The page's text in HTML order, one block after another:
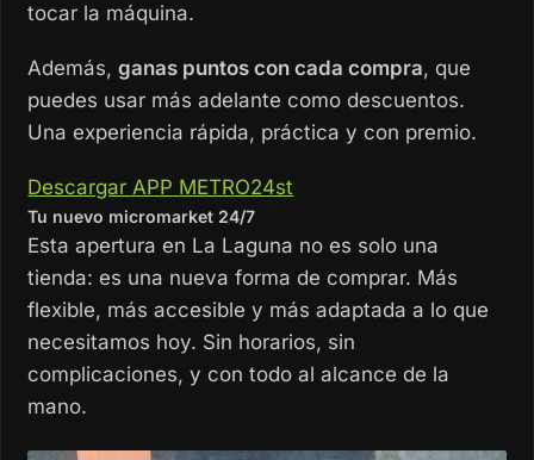
tocar la máquina.
Además,ganas puntos con cada compra, que
puedes usar más adelante como descuentos.
Una experiencia rápida, práctica y con premio.
Descargar APP METRO24st
Tu nuevo micromarket 24/7
Esta apertura en La Laguna no es solo una
tienda: es una nueva forma de comprar. Más
flexible, más accesible y más adaptada a lo que
necesitamos hoy. Sin horarios, sin
complicaciones, y con todo al alcance de la
mano.